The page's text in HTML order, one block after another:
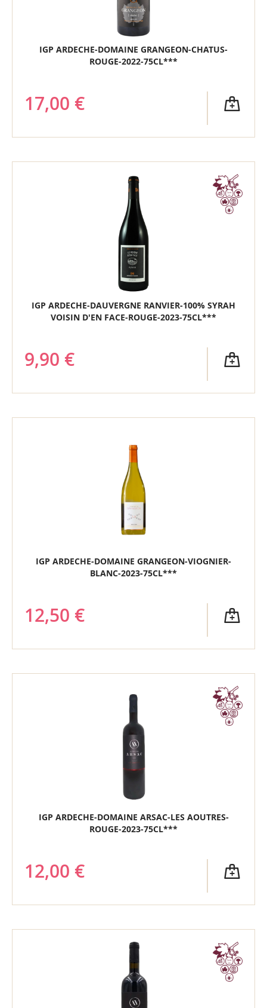
IGP ARDECHE-DOMAINE GRANGEON-CHATUS-
ROUGE-2022-75CL***
17,00 €
IGP ARDECHE-DAUVERGNE RANVIER-100% SYRAH
VOISIN D'EN FACE-ROUGE-2023-75CL***
9,90 €
IGP ARDECHE-DOMAINE GRANGEON-VIOGNIER-
BLANC-2023-75CL***
12,50 €
IGP ARDECHE-DOMAINE ARSAC-LES AOUTRES-
ROUGE-2023-75CL***
12,00 €